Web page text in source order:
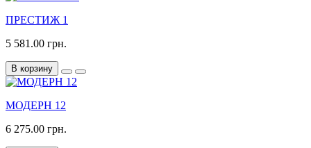
ПРЕСТИЖ 1
5 581.00 грн.
В корзину
МОДЕРН 12
6 275.00 грн.